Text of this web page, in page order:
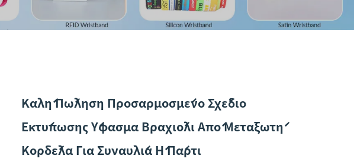
Καλή Πώληση Προσαρμοσμένο Σχέδιο
Εκτύπωσης Ύφασμα Βραχιόλι Από Μεταξωτή
Κορδέλα Για Συναυλία Ή Πάρτι